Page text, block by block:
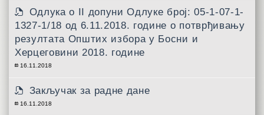
Одлукa о II допуни Одлуке број: 05-1-07-1-
1327-1/18 од 6.11.2018. године о потврђивању
резултата Општих избора у Босни и
Херцеговини 2018. године
16.11.2018
Закључак за радне дане
16.11.2018